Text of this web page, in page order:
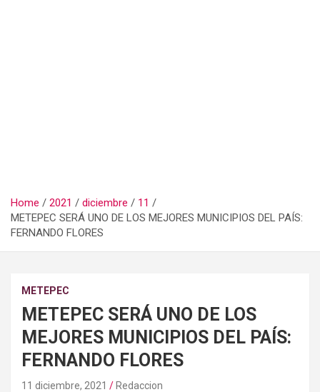
Home 2021 diciembre
11
METEPEC SERÁ UNO DE LOS MEJORES MUNICIPIOS DEL PAÍS:
FERNANDO FLORES
METEPEC
METEPEC SERÁ UNO DE LOS
MEJORES MUNICIPIOS DEL PAÍS:
FERNANDO FLORES
11 diciembre, 2021 Redaccion